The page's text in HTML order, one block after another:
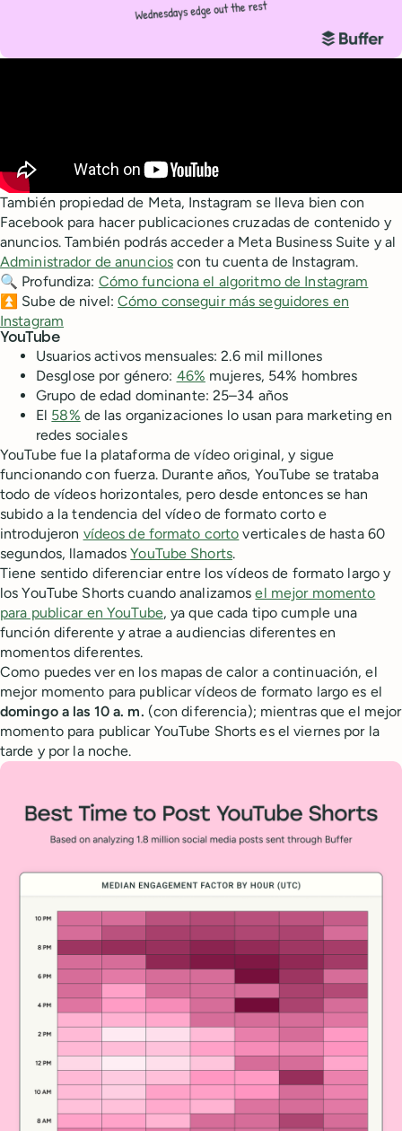
También propiedad de Meta, Instagram se lleva bien con
Facebook para hacer publicaciones cruzadas de contenido y
anuncios. También podrás acceder a Meta Business Suite y al
Administrador de anuncios con tu cuenta de Instagram.
🔍 Profundiza: Cómo funciona el algoritmo de Instagram
⏫ Sube de nivel:Cómo conseguir más seguidores en
Instagram
YouTube
Usuarios activos mensuales: 2.6 mil millones
Desglose por género: 46% mujeres, 54% hombres
Grupo de edad dominante: 25–34 años
El 58% de las organizaciones lo usan para marketing en
redes sociales
YouTube fue la plataforma de vídeo original, y sigue
funcionando con fuerza. Durante años, YouTube se trataba
todo de vídeos horizontales, pero desde entonces se han
subido a la tendencia del vídeo de formato corto e
introdujeron vídeos de formato corto verticales de hasta 60
segundos, llamadosYouTube Shorts.
Tiene sentido diferenciar entre los vídeos de formato largo y
los YouTube Shorts cuando analizamosel mejor momento
para publicar en YouTube, ya que cada tipo cumple una
función diferente y atrae a audiencias diferentes en
momentos diferentes.
Como puedes ver en los mapas de calor a continuación, el
mejor momento para publicar vídeos de formato largo es el
domingo a las 10 a. m. (con diferencia); mientras que el mejor
momento para publicar YouTube Shorts es el viernes por la
tarde y por la noche.